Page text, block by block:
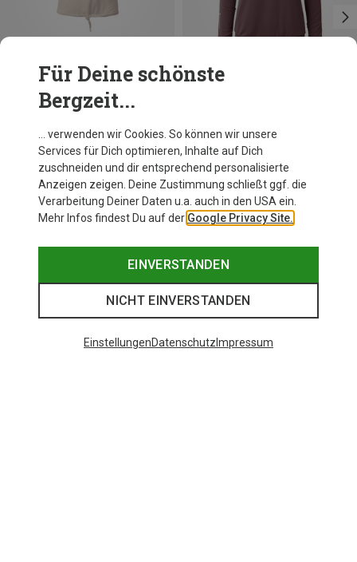
Du sparst 28%
Für Deine schönste
Bergzeit...
… verwenden wir Cookies. So können wir unsere
Services für Dich optimieren, Inhalte auf Dich
zuschneiden und dir entsprechend personalisierte
Anzeigen zeigen. Deine Zustimmung schließt ggf. die
Verarbeitung Deiner Daten u.a. auch in den USA ein.
Mehr Infos findest Du auf der Google Privacy Site.
EINVERSTANDEN
NICHT EINVERSTANDEN
EinstellungenDatenschutz Impressum